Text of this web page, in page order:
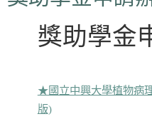
獎助學金
★國立中興大學植物病
版)